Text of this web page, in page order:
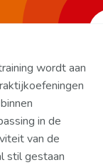
wordt aan
in de
van de
stil gestaan